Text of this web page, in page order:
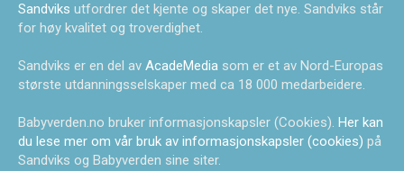
Sandviks utfordrer det kjente og skaper det nye. Sandviks står
for høy kvalitet og troverdighet.
Sandviks er en del av AcadeMedia som er et av Nord-Europas
største utdanningsselskaper med ca 18 000 medarbeidere.
Babyverden.no bruker informasjonskapsler (Cookies). Her kan
du lese mer om vår bruk av informasjonskapsler (cookies) på
Sandviks og Babyverden sine siter.